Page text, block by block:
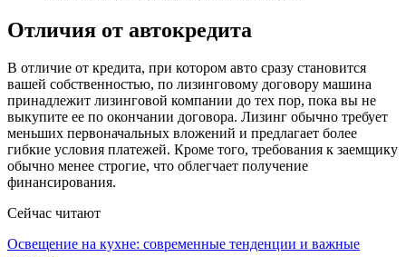
Отличия от автокредита
В отличие от кредита, при котором авто сразу становится
вашей собственностью, по лизинговому договору машина
принадлежит лизинговой компании до тех пор, пока вы не
выкупите ее по окончании договора. Лизинг обычно требует
меньших первоначальных вложений и предлагает более
гибкие условия платежей. Кроме того, требования к заемщику
обычно менее строгие, что облегчает получение
финансирования.
Сейчас читают
Освещение на кухне: современные тенденции и важные